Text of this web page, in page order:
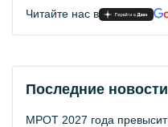
Читайте нас в
Последние новости
МРОТ 2027 года превысит